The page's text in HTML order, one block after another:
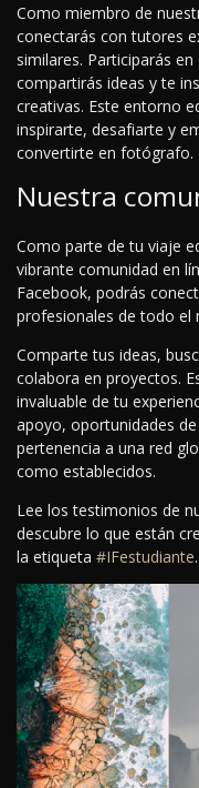
Como miembro de
conectarás con tutores
similares. Participarás
compartirás ideas y te
creativas. Este entorno
inspirarte, desafiarte y
convertirte en fotógrafo.
Nuestra
Como parte de tu viaje
vibrante comunidad en
Facebook, podrás
profesionales de todo el
Comparte tus ideas,
colabora en proyectos.
invaluable de tu
apoyo, oportunidades
pertenencia a una red
como establecidos.
Lee los testimonios de
descubre lo que están
la etiqueta #IFestudiante.